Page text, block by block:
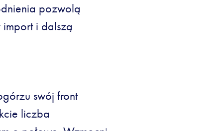
pozwolą
i dalszą
swój front
liczba